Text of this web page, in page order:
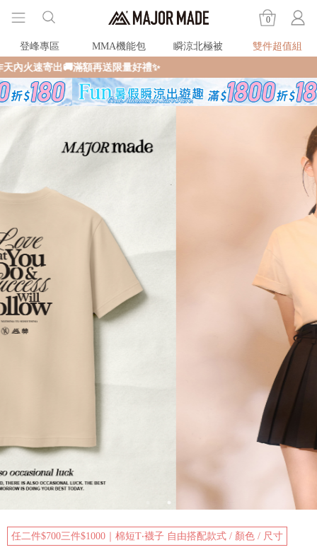
0
登峰專區 MMA機能包 瞬涼北極被
雙件超值組
寄出🚚滿額再送限量好禮✨
任二件$700三件$1000｜棉短T‧襪子 自由搭配款式 / 顏色 / 尺寸